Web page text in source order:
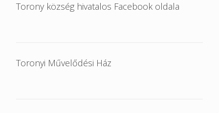
Torony község hivatalos Facebook oldala
Toronyi Művelődési Ház